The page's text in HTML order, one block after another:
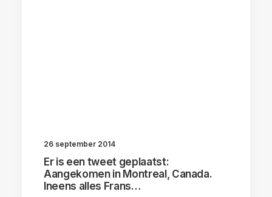
26 september 2014
Er is een tweet geplaatst:
Aangekomen in Montreal, Canada.
Ineens alles Frans…